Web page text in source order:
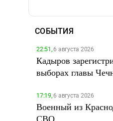
СОБЫТИЯ
22:51,6 августа 2026
Кадыров
выборах главы
17:19,6 августа 2026
Военный из